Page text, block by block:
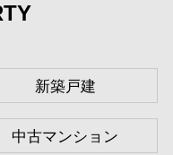
新築戸建
中古マンション